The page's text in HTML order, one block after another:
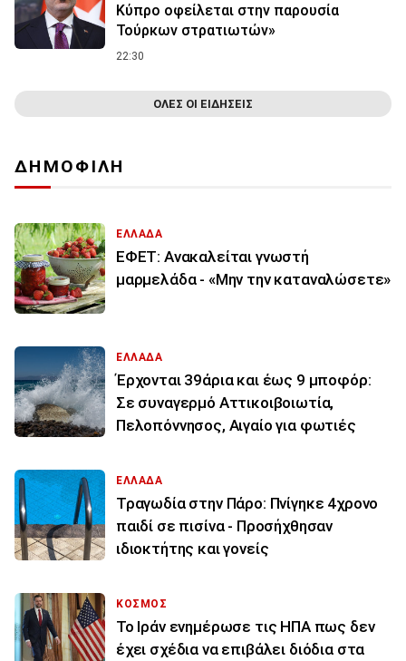
Κύπρο οφείλεται στην παρουσία
Τούρκων στρατιωτών»
22:30
ΟΛΕΣ ΟΙ ΕΙΔΗΣΕΙΣ
ΔΗΜΟΦΙΛΗ
ΕΛΛΑΔΑ
ΕΦΕΤ: Ανακαλείται γνωστή
μαρμελάδα - «Μην την καταναλώσετε»
ΕΛΛΑΔΑ
Έρχονται 39άρια και έως 9 μποφόρ:
Σε συναγερμό Αττικοιβοιωτία,
Πελοπόννησος, Αιγαίο για φωτιές
ΕΛΛΑΔΑ
Τραγωδία στην Πάρο: Πνίγηκε 4χρονο
παιδί σε πισίνα - Προσήχθησαν
ιδιοκτήτης και γονείς
ΚΟΣΜΟΣ
To Ιράν ενημέρωσε τις ΗΠΑ πως δεν
έχει σχέδια να επιβάλει διόδια στα